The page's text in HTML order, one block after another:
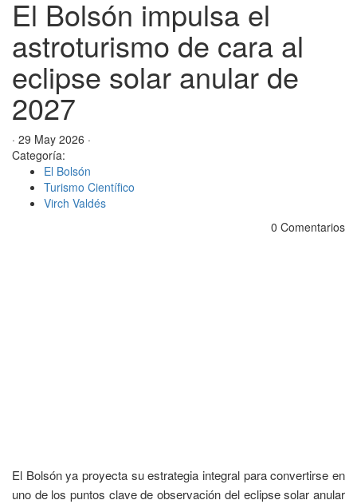
El Bolsón impulsa el
astroturismo de cara al
eclipse solar anular de
2027
· 29 May 2026 ·
Categoría:
El Bolsón
Turismo Científico
Virch Valdés
0 Comentarios
El Bolsón ya proyecta su estrategia integral para convertirse en
uno de los puntos clave de observación del eclipse solar anular